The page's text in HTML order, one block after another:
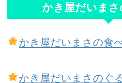
かき屋だいま
かき屋だいまさの食
かき屋だいまさのぐ